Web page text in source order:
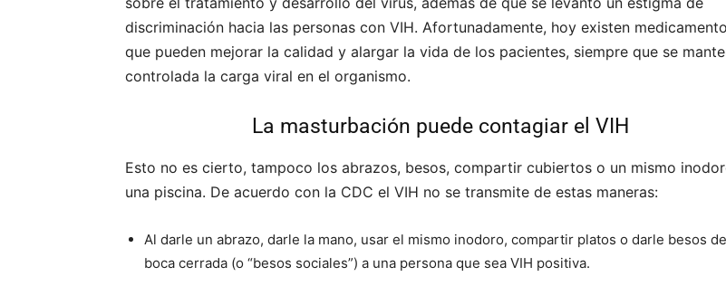
discriminación hacia las personas con VIH. Afortunadamente, hoy existen
que pueden mejorar la calidad y alargar la vida de los pacientes, siempre que se
controlada la carga viral en el organismo.
La masturbación puede contagiar el VIH
Esto no es cierto, tampoco los abrazos, besos, compartir cubiertos o un mismo
una piscina. De acuerdo con la CDC el VIH no se transmite de estas maneras:
Al darle un abrazo, darle la mano, usar el mismo inodoro, compartir platos o darle besos de
boca cerrada (o “besos sociales”) a una persona que sea VIH positiva.